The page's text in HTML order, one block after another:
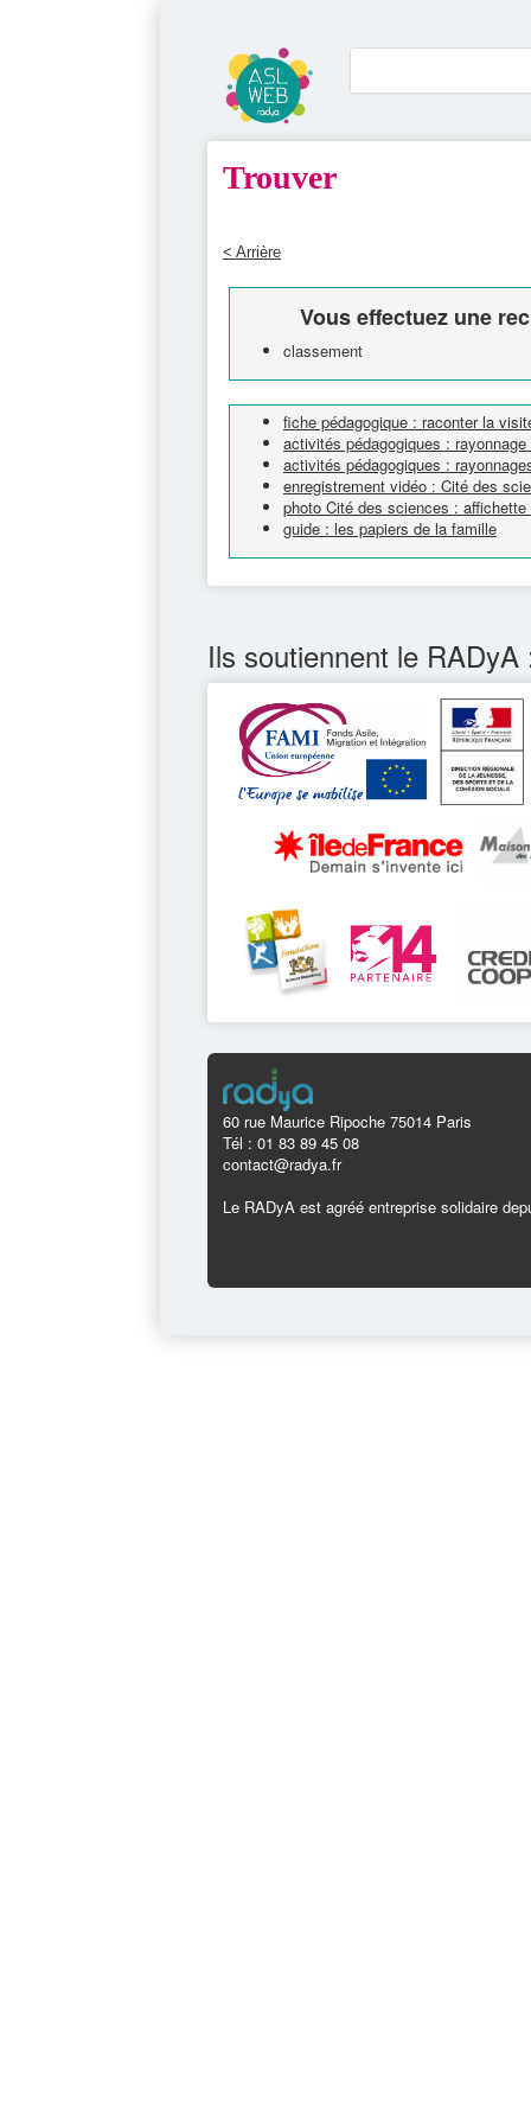
Trouver
< Arrière
Vous effectuez une
classement
fiche pédagogique : raconter la
activités pédagogiques :
activités pédagogiques :
enregistrement vidéo : Cité des
photo Cité des sciences :
guide : les papiers de la famille
Ils soutiennent le RADyA
60 rue Maurice Ripoche 75014 Paris
Tél : 01 83 89 45 08
contact@radya.fr
Le RADyA est agréé entreprise solidaire